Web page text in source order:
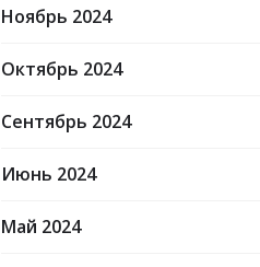
Ноябрь 2024
Октябрь 2024
Сентябрь 2024
Июнь 2024
Май 2024